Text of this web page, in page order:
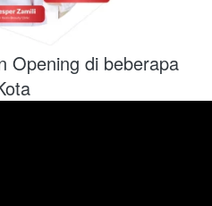
Opening di beberapa